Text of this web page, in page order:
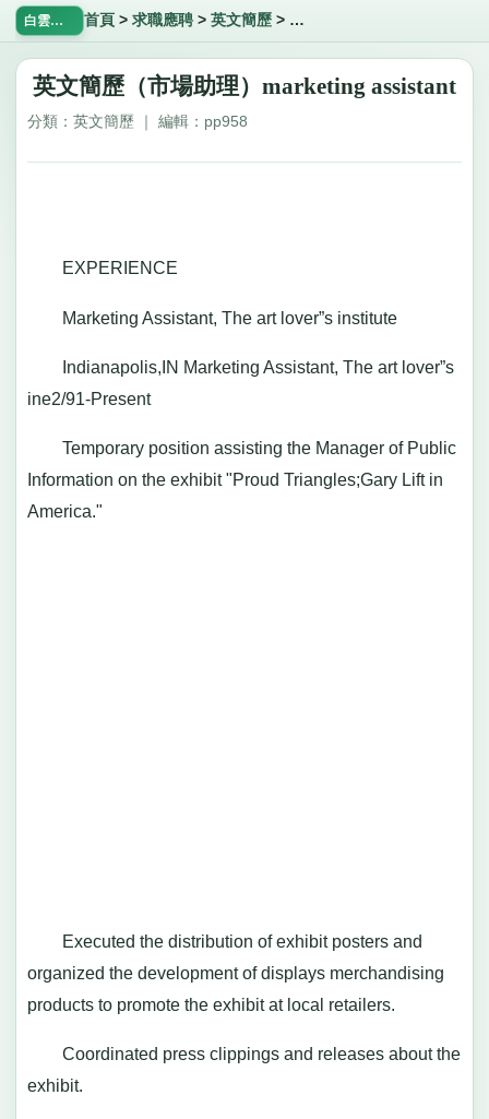
白雲飄飄網 首頁 > 求職應聘> 英文簡歷> 英文簡歷（市場助理）
英文簡歷（市場助理）marketing assistant
分類：英文簡歷 ｜ 編輯：pp958
EXPERIENCE
Marketing Assistant, The art lover”s institute
Indianapolis,IN Marketing Assistant, The art lover”s
ine2/91-Present
Temporary position assisting the Manager of Public
Information on the exhibit "Proud Triangles;Gary Lift in
America."
Executed the distribution of exhibit posters and
organized the development of displays merchandising
products to promote the exhibit at local retailers.
Coordinated press clippings and releases about the
exhibit.